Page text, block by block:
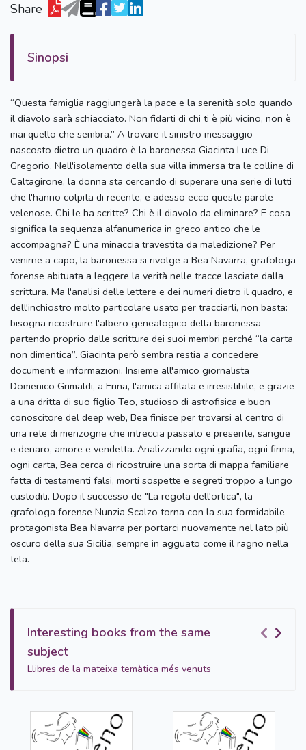
Share
Sinopsi
“Questa famiglia raggiungerà la pace e la serenità solo quando
il diavolo sarà schiacciato. Non fidarti di chi ti è più vicino, non è
mai quello che sembra.” A trovare il sinistro messaggio
nascosto dietro un quadro è la baronessa Giacinta Luce Di
Gregorio. Nell'isolamento della sua villa immersa tra le colline di
Caltagirone, la donna sta cercando di superare una serie di lutti
che l'hanno colpita di recente, e adesso ecco queste parole
velenose. Chi le ha scritte? Chi è il diavolo da eliminare? E cosa
significa la sequenza alfanumerica in greco antico che le
accompagna? È una minaccia travestita da maledizione? Per
venirne a capo, la baronessa si rivolge a Bea Navarra, grafologa
forense abituata a leggere la verità nelle tracce lasciate dalla
scrittura. Ma l'analisi delle lettere e dei numeri dietro il quadro, e
dell'inchiostro molto particolare usato per tracciarli, non basta:
bisogna ricostruire l'albero genealogico della baronessa
partendo proprio dalle scritture dei suoi membri perché “la carta
non dimentica”. Giacinta però sembra restia a concedere
documenti e informazioni. Insieme all'amico giornalista
Domenico Grimaldi, a Erina, l'amica affilata e irresistibile, e grazie
a una dritta di suo figlio Teo, studioso di astrofisica e buon
conoscitore del deep web, Bea finisce per trovarsi al centro di
una rete di menzogne che intreccia passato e presente, sangue
e denaro, amore e vendetta. Analizzando ogni grafia, ogni firma,
ogni carta, Bea cerca di ricostruire una sorta di mappa familiare
fatta di testamenti falsi, morti sospette e segreti troppo a lungo
custoditi. Dopo il successo de "La regola dell'ortica", la
grafologa forense Nunzia Scalzo torna con la sua formidabile
protagonista Bea Navarra per portarci nuovamente nel lato più
oscuro della sua Sicilia, sempre in agguato come il ragno nella
tela.
Interesting books from the same
subject
Llibres de la mateixa temàtica més venuts